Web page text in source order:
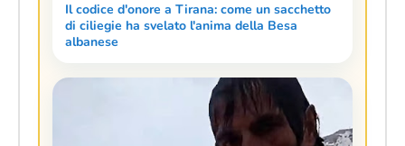
Il codice d'onore a Tirana: come un sacchetto
di ciliegie ha svelato l'anima della Besa
albanese